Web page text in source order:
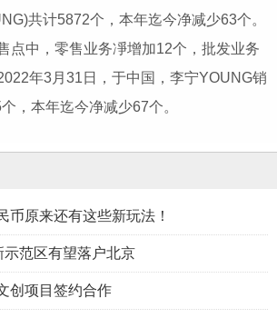
共计5872个，本年迄今净减少63个。
点中，零售业务凈增加12个，批发业务
年3月31日，于中国，李宁YOUNG销
，本年迄今净减少67个。
币原来还有这些新玩法！
示范区有望落户北京
创项目签约合作